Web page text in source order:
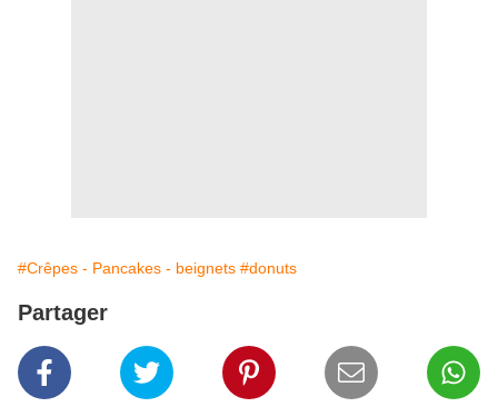
#Crêpes - Pancakes - beignets #donuts
Partager